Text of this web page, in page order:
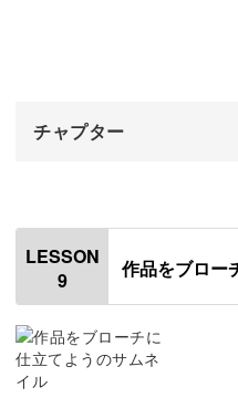
残りの枝を刺繍する
チャプター
はじめに
フレンチノットステッ
葉っぱを刺繍する
LESSON
9
作品をブロー